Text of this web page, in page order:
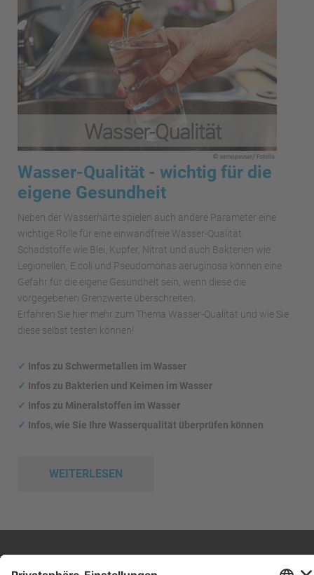
Wasser-Qualität - wichtig für die
eigene Gesundheit
Neben der Wasserhärte spielen auch andere Parameter eine
wichtige Rolle für eine einwandfreie Wasser-Qualität.
Schadstoffe wie Blei, Kupfer, Nitrat und auch Bakterien wie
Legionellen, E.coli und Pseudomonas aeruginosa können eine
Gefahr für die eigene Gesundheit sein, wenn diese die
vorgegebenen Grenzwerte überschreiten.
Erfahren Sie hier mehr zum Thema Wasser-Qualität und wie Sie
diese selbst testen können!
✓ Infos zu Schwermetallen im Wasser
✓ Infos zu Bakterien und Keimen im Wasser
✓ Infos zu Mineralstoffen im Wasser
✓ Infos, wie Sie Ihre Wasserqualität überprüfen können
WEITERLESEN